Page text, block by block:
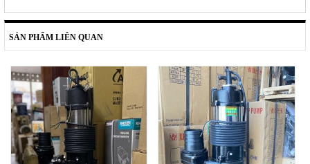
SẢN PHẨM LIÊN QUAN